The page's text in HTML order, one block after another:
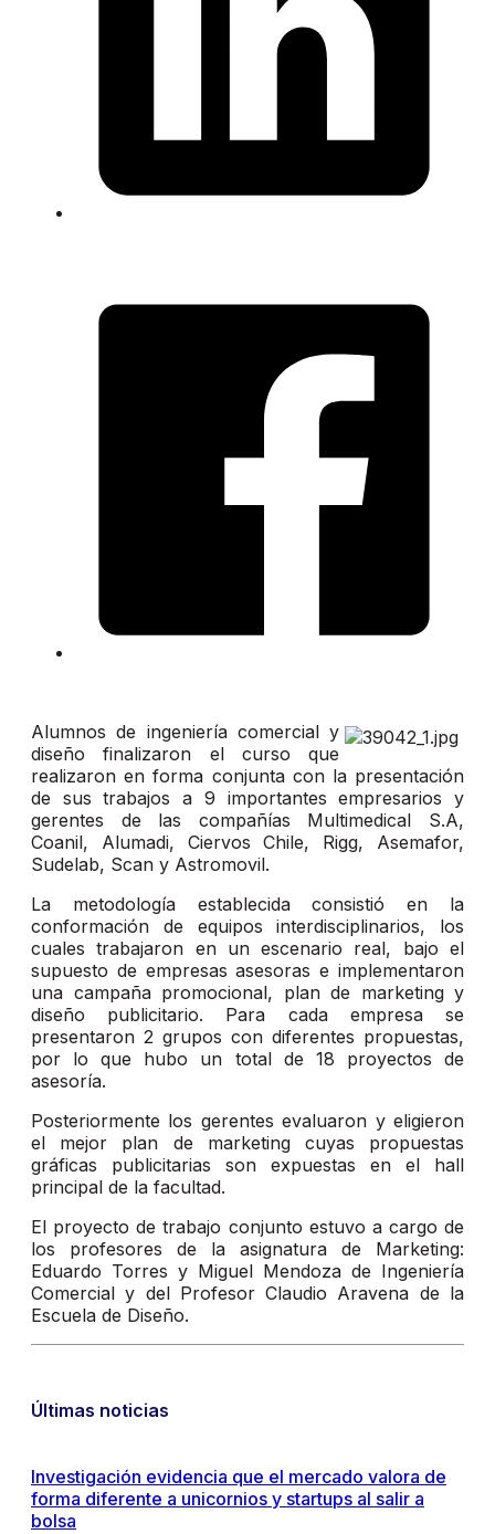
Alumnos de ingeniería comercial y
diseño finalizaron el curso que
realizaron en forma conjunta con la presentación
de sus trabajos a 9 importantes empresarios y
gerentes de las compañías Multimedical S.A,
Coanil, Alumadi, Ciervos Chile, Rigg, Asemafor,
Sudelab, Scan y Astromovil.
La metodología establecida consistió en la
conformación de equipos interdisciplinarios, los
cuales trabajaron en un escenario real, bajo el
supuesto de empresas asesoras e implementaron
una campaña promocional, plan de marketing y
diseño publicitario. Para cada empresa se
presentaron 2 grupos con diferentes propuestas,
por lo que hubo un total de 18 proyectos de
asesoría.
Posteriormente los gerentes evaluaron y eligieron
el mejor plan de marketing cuyas propuestas
gráficas publicitarias son expuestas en el hall
principal de la facultad.
El proyecto de trabajo conjunto estuvo a cargo de
los profesores de la asignatura de Marketing:
Eduardo Torres y Miguel Mendoza de Ingeniería
Comercial y del Profesor Claudio Aravena de la
Escuela de Diseño.
Últimas noticias
Investigación evidencia que el mercado valora de
forma diferente a unicornios y startups al salir a
bolsa